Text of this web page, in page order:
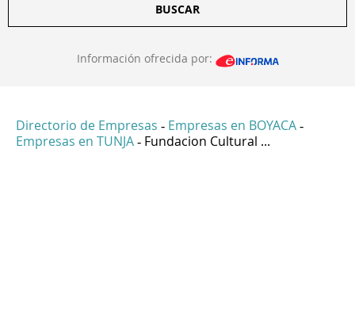
BUSCAR
Información ofrecida por:
Directorio de Empresas - Empresas en BOYACA -
Empresas en TUNJA - Fundacion Cultural ...